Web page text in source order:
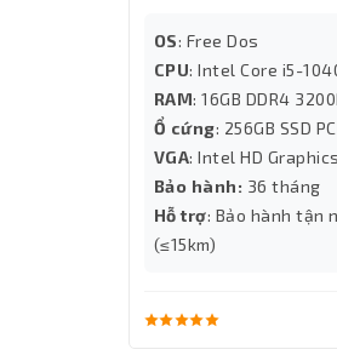
OS: Free Dos
CPU: Intel Core i5-
RAM: 16GB DDR4
Ổ cứng: 256GB SSD
VGA: Intel HD Graphics
Bảo hành: 36 tháng
Hỗ trợ: Bảo hành tận
(≤15km)